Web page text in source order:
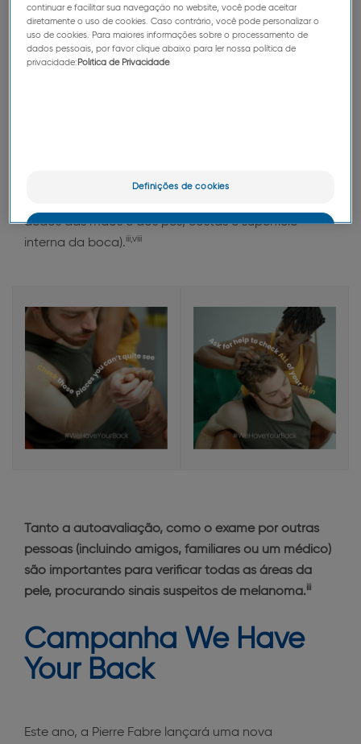
tratamento.vii
O câncer de pele desenvolve-se em qualquer parte
do corpo, às vezes em lugares que não conseguimos
incomuns em áreas que geralmente estão
dedos das mãos e dos pés, costas e superfície
interna da boca).iii,viii
Tanto a autoavaliação, como o exame por outras
pessoas (incluindo amigos, familiares ou um médico)
são importantes para verificar todas as áreas da
pele, procurando sinais suspeitos de melanoma.iii
Campanha We Have
Your Back
Este ano, a Pierre Fabre lançará uma nova
continuar e facilitar sua navegação no website, você pode aceitar
diretamente o uso de cookies. Caso contrário, você pode personalizar o
uso de cookies. Para maiores informações sobre o processamento de
dados pessoais, por favor clique abaixo para ler nossa política de
privacidade: Política de Privacidade
Definições de cookies
OK